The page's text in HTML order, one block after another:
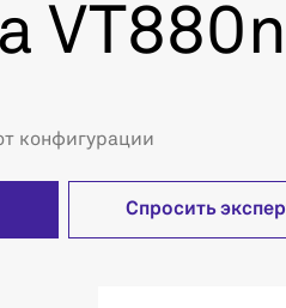
VT880n
конфигурации
Спросить